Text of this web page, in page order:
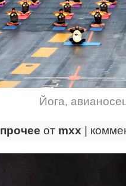
Йога,
прочее от mxx